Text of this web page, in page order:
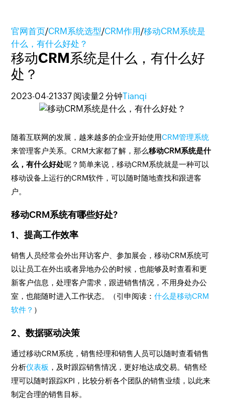
官网首页/CRM系统选型/CRM作用/移动CRM系统是
什么，有什么好处？
移动CRM系统是什么，有什么好
处？
2023-04-21 337 阅读量2 分钟Tianqi
随着互联网的发展，越来越多的企业开始使用CRM管理系统
来管理客户关系。CRM大家都了解，那么移动CRM系统是什
么，有什么好处呢？简单来说，移动CRM系统就是一种可以
移动设备上运行的CRM软件，可以随时随地查找和跟进客
户。
移动CRM系统有哪些好处?
1、提高工作效率
销售人员经常会外出拜访客户、参加展会，移动CRM系统可
以让员工在外出或者异地办公的时候，也能够及时查看和更
新客户信息，处理客户需求，跟进销售情况，不用身处办公
室，也能随时进入工作状态。（引申阅读：什么是移动CRM
软件？ ）
2、数据驱动决策
通过移动CRM系统，销售经理和销售人员可以随时查看销售
分析仪表板 ，及时跟踪销售情况，更好地达成交易。销售经
理可以随时跟踪KPI，比较分析各个团队的销售业绩，以此来
制定合理的销售目标。